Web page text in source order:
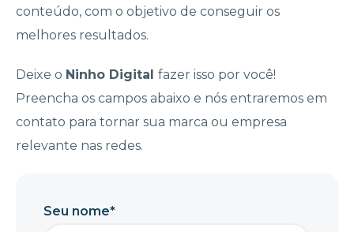
conteúdo, com o objetivo de conseguir os
melhores resultados.
Deixe o Ninho Digital fazer isso por você!
Preencha os campos abaixo e nós entraremos em
contato para tornar sua marca ou empresa
relevante nas redes.
Seu nome*